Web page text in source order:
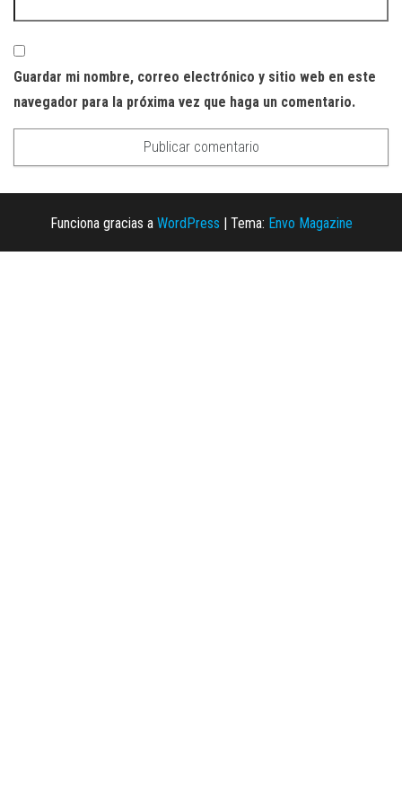
Guardar mi nombre, correo electrónico y sitio web en este
navegador para la próxima vez que haga un comentario.
Funciona gracias a WordPress | Tema: Envo Magazine